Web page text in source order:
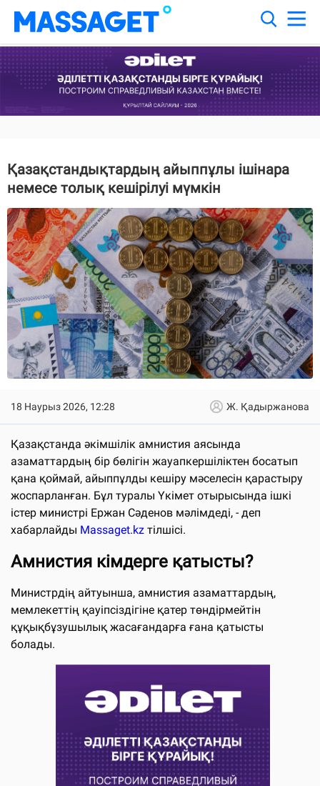
Қазақстандықтардың айыппұлы ішінара
немесе толық кешірілуі мүмкін
18 Наурыз 2026, 12:28 Ж. Қадыржанова
Қазақстанда әкімшілік амнистия аясында
азаматтардың бір бөлігін жауапкершіліктен босатып
қана қоймай, айыппұлды кешіру мәселесін қарастыру
жоспарланған. Бұл туралы Үкімет отырысында ішкі
істер министрі Ержан Сәденов мәлімдеді, - деп
хабарлайды Massaget.kz тілшісі.
Амнистия кімдерге қатысты?
Министрдің айтуынша, амнистия азаматтардың,
мемлекеттің қауіпсіздігіне қатер төндірмейтін
құқықбұзушылық жасағандарға ғана қатысты
болады.